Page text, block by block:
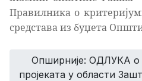
Правилника о
средстава из буџета
Опширније: ОДЛУКА о
пројеката у области